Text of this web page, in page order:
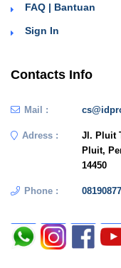
FAQ | Bantuan
Sign In
Contacts Info
Mail :
Adress :
Jl. Pluit
Pluit,
14450
Phone :